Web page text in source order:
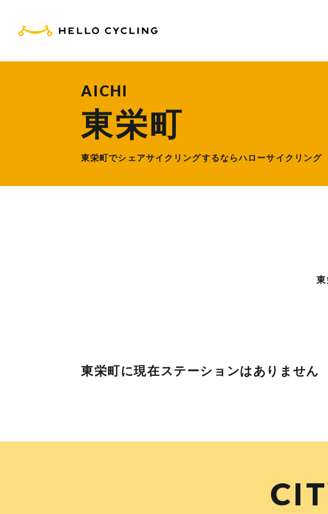
AICHI
東栄町
東栄町でシェアサイクリングするならハローサイクリング
東栄町に現在ステーションはありません